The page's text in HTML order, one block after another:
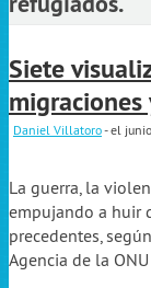
Siete
migraciones
Daniel Villatoro- el
La guerra, la
empujando a huir
precedentes, según
Agencia de la